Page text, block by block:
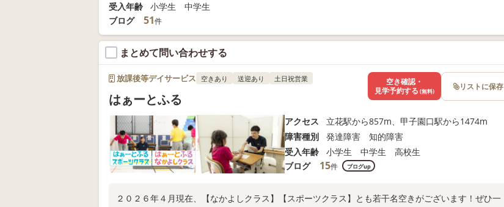
受入年齢
小学生 中学生
ブログ
51件
まとめて問い合わせする
放課後等デイサービス 空きあり 送迎あり 土日祝営業
はぁーとふる
アクセス
立花駅から857m、甲子園口駅から1474m
障害種別
発達障害 知的障害
受入年齢
小学生 中学生 高校生
ブログ
15件 ブログup
２０２６年４月現在、【なかよしクラス】【スポーツクラス】とも若干名空きがございます！ぜひ一
空き確認・
見学予約する (無料) リストに保存